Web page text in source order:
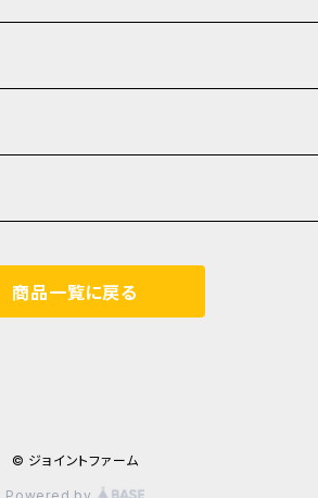
商品一覧に戻る
© ジョイントファーム